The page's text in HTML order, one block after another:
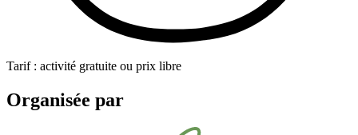
Tarif : activité gratuite ou prix libre
Organisée par